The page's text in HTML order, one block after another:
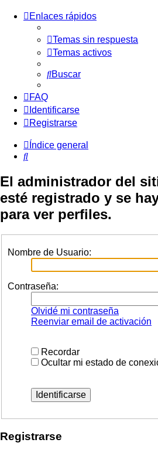
Enlaces rápidos
Temas sin respuesta
Temas activos
Buscar
FAQ
Identificarse
Registrarse
Índice general
Buscar
El administrador del
esté registrado y se
para ver perfiles.
Nombre de Usuario:
Contraseña:
Olvidé mi contraseña
Reenviar email de activación
Recordar
Ocultar mi estado de
Registrarse